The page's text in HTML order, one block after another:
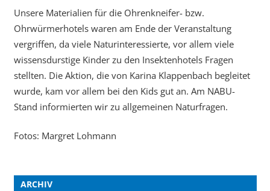
Unsere Materialien für die Ohrenkneifer- bzw.
Ohrwürmerhotels waren am Ende der Veranstaltung
vergriffen, da viele Naturinteressierte, vor allem viele
wissensdurstige Kinder zu den Insektenhotels Fragen
stellten. Die Aktion, die von Karina Klappenbach begleitet
wurde, kam vor allem bei den Kids gut an. Am NABU-
Stand informierten wir zu allgemeinen Naturfragen.
Fotos: Margret Lohmann
ARCHIV